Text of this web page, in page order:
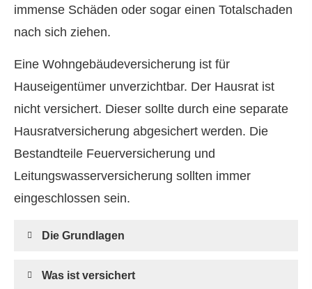
immense Schäden oder sogar einen Totalschaden
nach sich ziehen.
Eine Wohngebäudeversicherung ist für
Hauseigentümer unverzichtbar. Der Hausrat ist
nicht versichert. Dieser sollte durch eine separate
Haus­rat­ver­si­che­rung abgesichert werden. Die
Bestandteile Feuerversicherung und
Leitungswasserversicherung sollten immer
eingeschlossen sein.
Die Grundlagen
Was ist versichert